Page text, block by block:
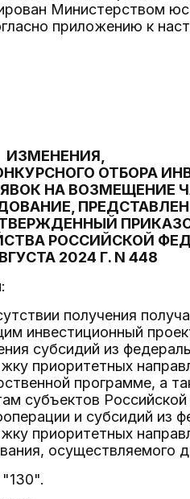
Министерством
приложению к
ИЗМЕНЕНИЯ,
ОТБОРА
НА ВОЗМЕЩЕНИЕ
РОССИЙСКОЙ
2024 Г. N 448
получения
инвестиционный
субсидий из
приоритетных
программе, а
субъектов
и субсидий
приоритетных
осуществляемого